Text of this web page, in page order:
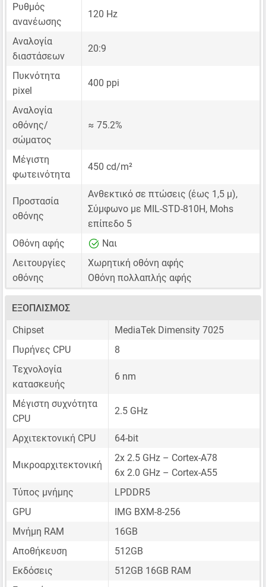
Ρυθμός
ανανέωσης
120 Hz
Αναλογία
διαστάσεων
20:9
Πυκνότητα
pixel
400 ppi
Αναλογία
οθόνης/
σώματος
≈ 75.2%
Μέγιστη
φωτεινότητα
450 cd/m²
Προστασία
οθόνης
Ανθεκτικό σε πτώσεις (έως 1,5 μ),
Σύμφωνο με MIL-STD-810H, Mohs
επίπεδο 5
Οθόνη αφής
Ναι
Λειτουργίες
οθόνης
Χωρητική οθόνη αφής
Οθόνη πολλαπλής αφής
ΕΞΟΠΛΙΣΜΌΣ
Chipset
MediaTek Dimensity 7025
Πυρήνες CPU
8
Τεχνολογία
κατασκευής
6 nm
Μέγιστη συχνότητα
CPU
2.5 GHz
Αρχιτεκτονική CPU 64-bit
Μικροαρχιτεκτονική
2x 2.5 GHz – Cortex-A78
6x 2.0 GHz – Cortex-A55
Τύπος μνήμης
LPDDR5
GPU
IMG BXM-8-256
Μνήμη RAM
16GB
Αποθήκευση
512GB
Εκδόσεις
512GB 16GB RAM